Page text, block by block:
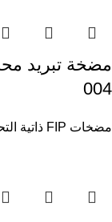
004
مضخات FIP ذاتية التحضير